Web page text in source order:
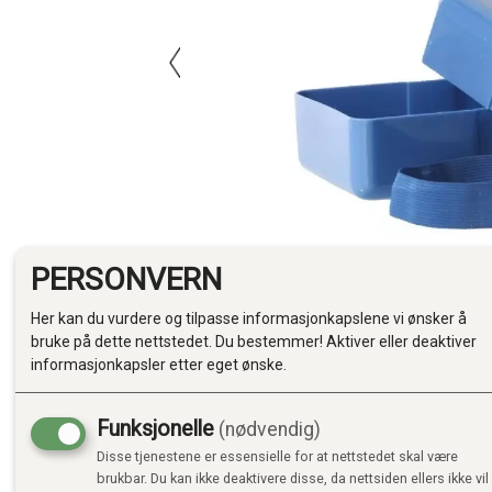
PERSONVERN
Her kan du vurdere og tilpasse informasjonkapslene vi ønsker å
bruke på dette nettstedet. Du bestemmer! Aktiver eller deaktiver
informasjonkapsler etter eget ønske.
Funksjonelle (nødvendig)
Disse tjenestene er essensielle for at nettstedet skal være
brukbar. Du kan ikke deaktivere disse, da nettsiden ellers ikke vil